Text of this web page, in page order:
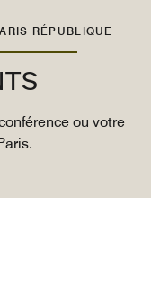
RÉPUBLIQUE
ou votre